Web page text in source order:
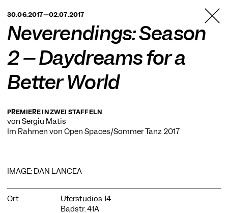
BERLIN
30.06.2017—02.07.2017
Neverendings: Season
2 – Daydreams for a
Better World
PREMIERE IN ZWEI STAFFELN
von Sergiu Matis
Im Rahmen von Open Spaces/Sommer Tanz 2017
IMAGE: DAN LANCEA
Ort:
Uferstudios 14
Badstr. 41A